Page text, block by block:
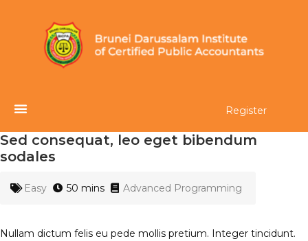
Register
Sed consequat, leo eget bibendum
sodales
Easy 50 mins Advanced Programming
Nullam dictum felis eu pede mollis pretium. Integer tincidunt.